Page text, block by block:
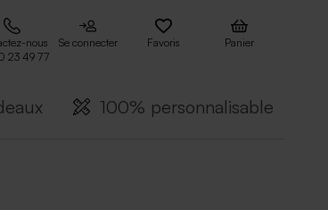
nous
23 49 77
Se connecter Favoris Panier
100% personnalisable